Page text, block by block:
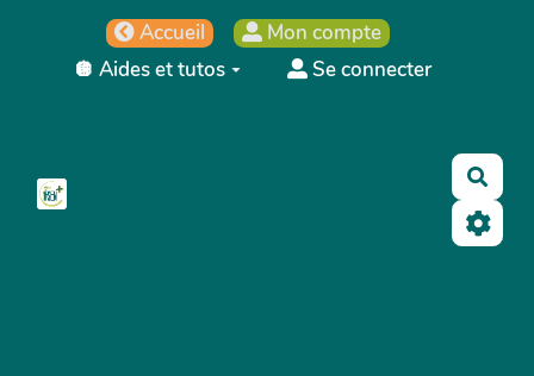
Aller au contenu principal
Accueil
Mon compte
🪩 Aides et tutos
Se connecter